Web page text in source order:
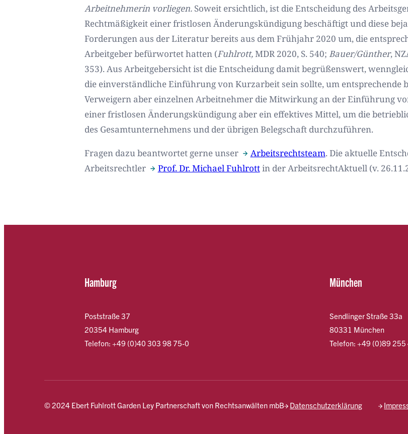
Arbeitnehmerin vorliegen. Soweit ersichtlich, ist die Entscheidung des
Rechtmäßigkeit einer fristlosen Änderungskündigung beschäftigt und diese
Forderungen aus der Literatur bereits aus dem Frühjahr 2020 um, die
Arbeitgeber befürwortet hatten (Fuhlrott,MDR 2020, S. 540; Bauer/Günther,
353). Aus Arbeitgebersicht ist die Entscheidung damit begrüßenswert,
die einverständliche Einführung von Kurzarbeit sein sollte, um entsprechende
Verweigern aber einzelnen Arbeitnehmer die Mitwirkung an der Einführung
einer fristlosen Änderungskündigung aber ein effektives Mittel, um die
des Gesamtunternehmens und der übrigen Belegschaft durchzuführen.
Fragen dazu beantwortet gerne unser Arbeitsrechtsteam. Die aktuelle
Arbeitsrechtler
Prof. Dr. Michael Fuhlrottin der ArbeitsrechtAktuell (v.
Hamburg
Poststraße 37
20354 Hamburg
Telefon: +49 (0)40 303 98 75-0
München
Sendlinger Straße 33a
80331 München
Telefon: +49 (0)89
© 2024 Ebert Fuhlrott Garden Ley Partnerschaft von Rechtsanwälten mbB Datenschutzerklärung